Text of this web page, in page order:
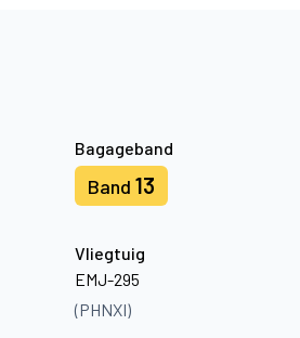
Bagageband
Band 13
Vliegtuig
EMJ-295
(PHNXI)